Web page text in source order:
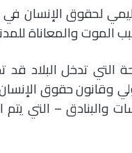
لحقوق الإنسان
الموت والمعاناة
التي تدخل البلاد
وقانون حقوق
والبنادق – التي